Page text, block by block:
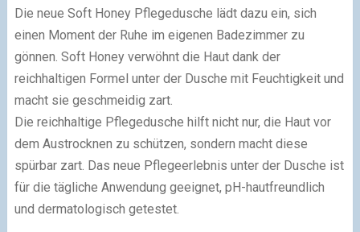
Die neue Soft Honey Pflegedusche lädt dazu ein, sich
einen Moment der Ruhe im eigenen Badezimmer zu
gönnen. Soft Honey verwöhnt die Haut dank der
reichhaltigen Formel unter der Dusche mit Feuchtigkeit und
macht sie geschmeidig zart.
Die reichhaltige Pflegedusche hilft nicht nur, die Haut vor
dem Austrocknen zu schützen, sondern macht diese
spürbar zart. Das neue Pflegeerlebnis unter der Dusche ist
für die tägliche Anwendung geeignet, pH-hautfreundlich
und dermatologisch getestet.